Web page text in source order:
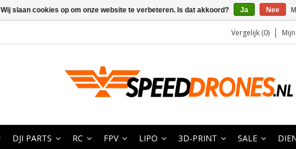
Vergelijk (0)
DJI PARTS RC FPV LIPO 3D-PRINT SALE
Wij slaan cookies op om onze website te verbeteren. Is dat akkoord? Ja Nee